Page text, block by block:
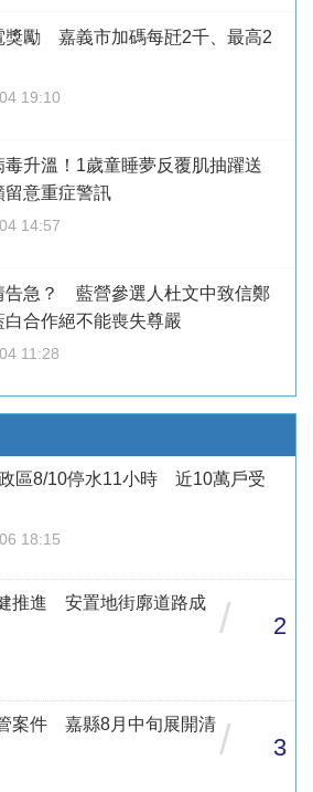
獎勵 嘉義市加碼每瓩2千、最高2
19:10
毒升溫！1歲童睡夢反覆肌抽躍送
意重症警訊
14:57
告急？ 藍營參選人杜文中致信鄭
白合作絕不能喪失尊嚴
11:28
區8/10停水11小時 近10萬戶受
18:15
推進 安置地街廓道路成
/ 2
案件 嘉縣8月中旬展開清 / 3